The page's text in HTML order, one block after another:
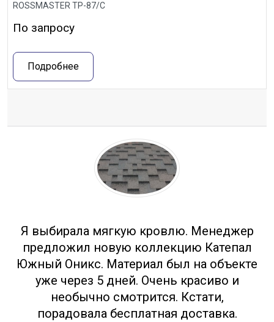
ROSSMASTER ТР-87/С
По запросу
Подробнее
Я выбирала мягкую кровлю. Менеджер
предложил новую коллекцию Катепал
Южный Оникс. Материал был на объекте
уже через 5 дней. Очень красиво и
необычно смотрится. Кстати,
порадовала бесплатная доставка.